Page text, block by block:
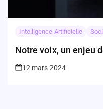
Intelligence Artificielle
Notre voix, un enjeu
12 mars 2024